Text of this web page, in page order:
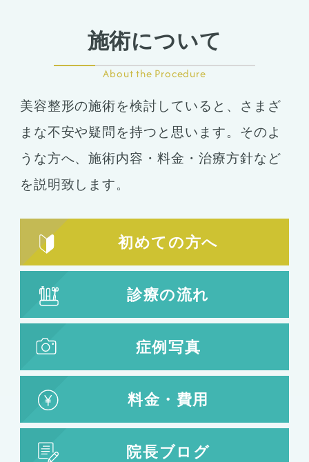
施術について
About the Procedure
美容整形の施術を検討していると、さまざ
まな不安や疑問を持つと思います。そのよ
うな方へ、施術内容・料金・治療方針など
を説明致します。
初めての方へ
診療の流れ
症例写真
料金・費用
院長ブログ